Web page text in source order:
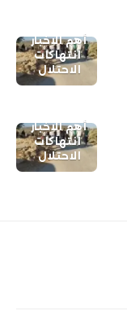
أهم الاخبار
انتهاكات
الاحتلال
أهم الاخبار
انتهاكات
الاحتلال